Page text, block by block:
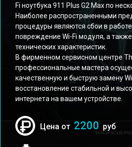
Fi ноутбука 911 Plus G2 Max по
Наиболее распространенными
процедуры являются сбои в
повреждение Wi-Fi модуля, а
технических характеристик.
В фирменном сервисном центре
профессиональные мастера
качественную и быструю замену
восстановление стабильной и
интернета на вашем устройстве.
Цена от 2200 руб